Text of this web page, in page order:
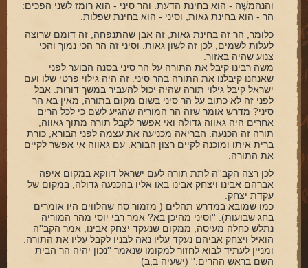
והנהמשֶׁה - הוא בחינת הדעת. והַר סִינַי - הוא רומז לשני הפכים:
הַר - הוא בחינת גאות, וסִינַי - הוא בחינת שפלות.
כלומר, הר זה בחינת גאות, זה אבן שהתנפחה, זה דומם שרוצה
לעלות לשמים, לכן זה לשון גאות. וסיני זה הר הכי נמוך והכי
צנוע שהיה באזור.
משה רבינו קיבל את התורה על הר סיני בסנה הבוער לפני
שאנחנו קיבלנו את התורה בהר סיני. זה היה גילוי פרטי שלו ועם
ישראל קיבל גילוי תורה שהיה יכול להעביר במשך דורות. אבל
לפני זה לא כתוב על הר סיני בשום מקום בתורה, מאין בא הר
סיני? מדרש אומר שזה הר המוריה שהגיע לשם כי לכל הרים
אחרים היה גאווה גדולה ואי אפשר לקבל תורה מתוך גאווה,
תורה זה הכנעה. הבריאה מכניעה את עצמה לפני הבורא, כורת
ברית איתו ומוכנה לקיים רצון הבורא. עם גאווה אי אפשר לקיים
את התורה.
לכן רצה הקב''ה לתת תורה לעם ישראל דווקא במקום איפה
אברהם אבינו ויצחק אבינו באו אליו בהכנעה גדולה, במקום של
עקדת יצחק.
כמו שמובא במדרש תהלים ( מזמור סח שהלווים היו אומרים
בחג שבועות): ''וסיני מהיכן בא? אמר רבי יוסי מהר המוריה
נתלש כחלה מעיסה, ממקום שנעקד יצחק אבינו, אמר הקב''ה
הואיל ויצחק אביהם נעקד עליו נאה לבניו לקבל עליו את התורה.
ומניין לעתיד לבוא לחזור למקומו שנאמר ''נכון יהיה הר הבית
השם בראש ההרים.'' (ישעיה ב,ב)